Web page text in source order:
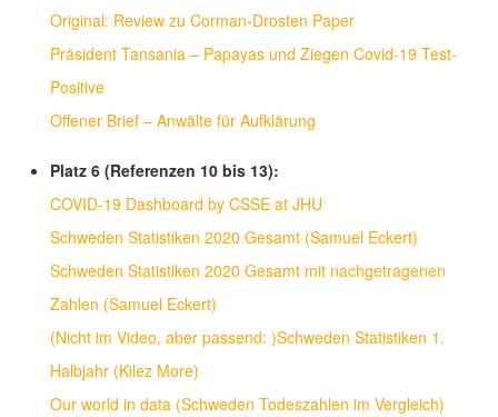
Original: Review zu Corman-Drosten Paper
Präsident Tansania – Papayas und Ziegen Covid-19 Test-
Positive
Offener Brief – Anwälte für Aufklärung
Platz 6 (Referenzen 10 bis 13):
COVID-19 Dashboard by CSSE at JHU
Schweden Statistiken 2020 Gesamt (Samuel Eckert)
Schweden Statistiken 2020 Gesamt mit nachgetragenen
Zahlen (Samuel Eckert)
(Nicht im Video, aber passend: )Schweden Statistiken 1.
Halbjahr (Kilez More)
Our world in data (Schweden Todeszahlen im Vergleich)